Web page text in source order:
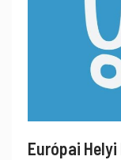
Európai